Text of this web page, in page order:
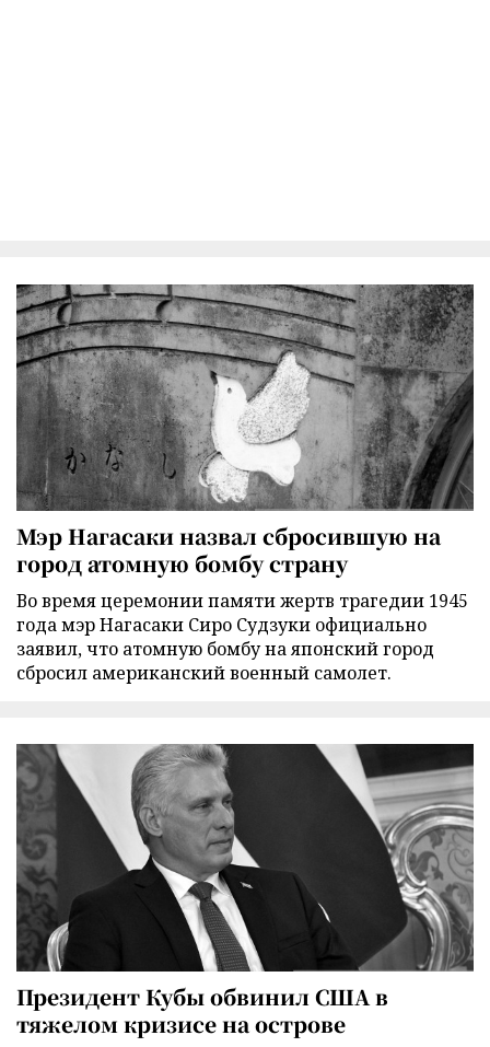
Мэр Нагасаки назвал сбросившую на
город атомную бомбу страну
Во время церемонии памяти жертв трагедии 1945
года мэр Нагасаки Сиро Судзуки официально
заявил, что атомную бомбу на японский город
сбросил американский военный самолет.
Президент Кубы обвинил США в
тяжелом кризисе на острове